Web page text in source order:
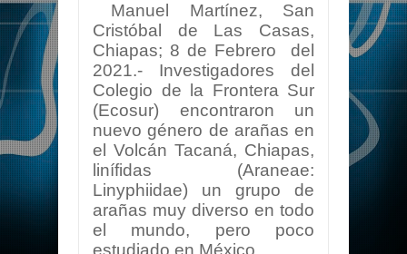
Manuel Martínez, San
Cristóbal de Las Casas,
Chiapas; 8 de Febrero del
2021.- Investigadores del
Colegio de la Frontera Sur
(Ecosur) encontraron un
nuevo género de arañas en
el Volcán Tacaná, Chiapas,
linífidas (Araneae:
Linyphiidae) un grupo de
arañas muy diverso en todo
el mundo, pero poco
estudiado en México.